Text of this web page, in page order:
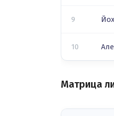
9
10
Матрица